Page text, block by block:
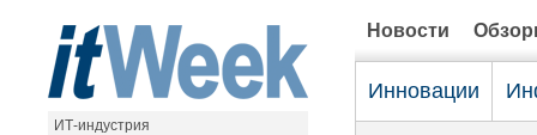
ИТ-индустрия
Новости
Инновации